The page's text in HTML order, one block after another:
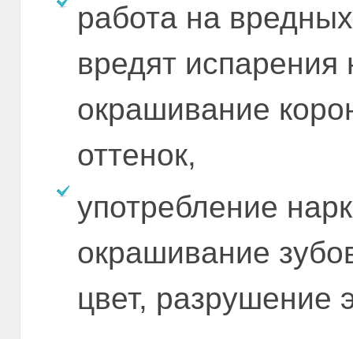
работа на
вредят
окрашивание
оттенок,
употребление
окрашивание
цвет, разрушение